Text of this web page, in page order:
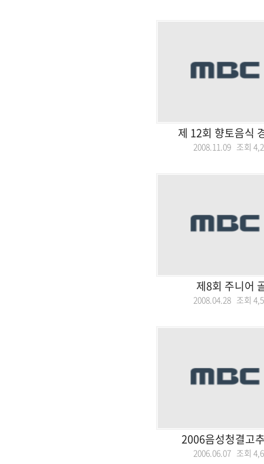
제 12회 향토음식
2008.11.09 조회
제8회 주니어
2008.04.28 조회
2006음성청결고
2006.06.07 조회